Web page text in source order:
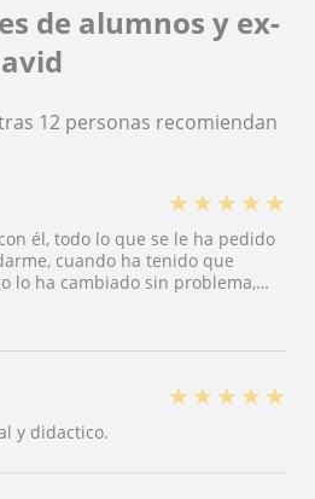
de alumnos y ex-
12 personas recomiendan
★ ★ ★ ★ ★
él, todo lo que se le ha pedido
cuando ha tenido que
lo ha cambiado sin problema,
de pedírselo. Volveré a
★ ★ ★ ★ ★
y didactico.